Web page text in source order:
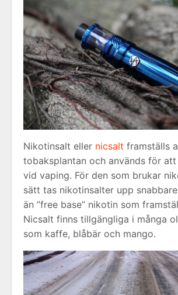
Nikotinsalt eller nicsalt framställs
tobaksplantan och används för
vid vaping. För den som brukar
sätt tas nikotinsalter upp
än ”free base” nikotin som
Nicsalt finns tillgängliga i många
som kaffe, blåbär och mango.